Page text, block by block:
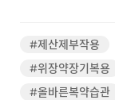
#제산제부작용
#위장약장기복용
#올바른복약습관